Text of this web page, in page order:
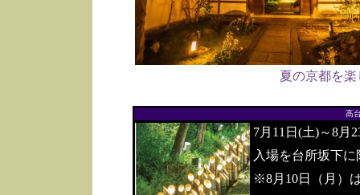
夏の京都を
高
7月11日(土)～8月
入場を台所坂下
※8月10日（月）